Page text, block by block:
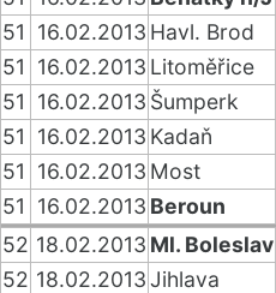
51
16.02.2013 Havl. Brod
51
16.02.2013 Litoměřice
51
16.02.2013 Šumperk
51
16.02.2013 Kadaň
51
16.02.2013 Most
51
16.02.2013 Beroun
52 18.02.2013 Ml. Boleslav
52 18.02.2013Jihlava